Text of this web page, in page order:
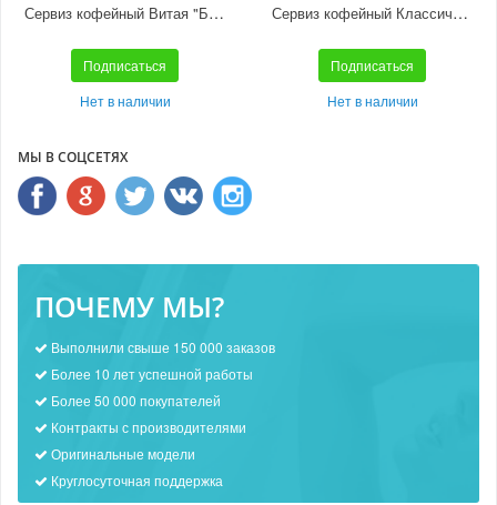
Сервиз кофейный Витая "Белоснежка" 6/22
Подписаться
Нет в наличии
Сервиз кофейный Классическая-2 "Галантный" 6/20
Подписаться
Нет в наличии
МЫ В СОЦСЕТЯХ
ПОЧЕМУ МЫ?
Выполнили свыше 150 000 заказов
Более 10 лет успешной работы
Более 50 000 покупателей
Контракты с производителями
Оригинальные модели
Круглосуточная поддержка